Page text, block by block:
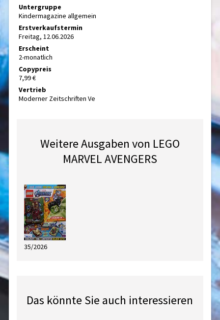
Untergruppe
Kindermagazine allgemein
Erstverkaufstermin
Freitag, 12.06.2026
Erscheint
2-monatlich
Copypreis
7,99 €
Vertrieb
Moderner Zeitschriften Ve
Weitere Ausgaben von LEGO
MARVEL AVENGERS
35/2026
Das könnte Sie auch interessieren